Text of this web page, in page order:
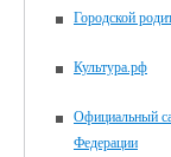
Городской
Культура.рф
Официальный
Федерации